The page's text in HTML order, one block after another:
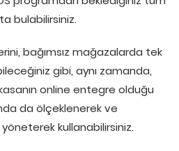
bulabilirsiniz.
bağımsız mağazalarda tek
gibi, aynı zamanda,
online entegre olduğu
da ölçeklenerek ve
kullanabilirsiniz.